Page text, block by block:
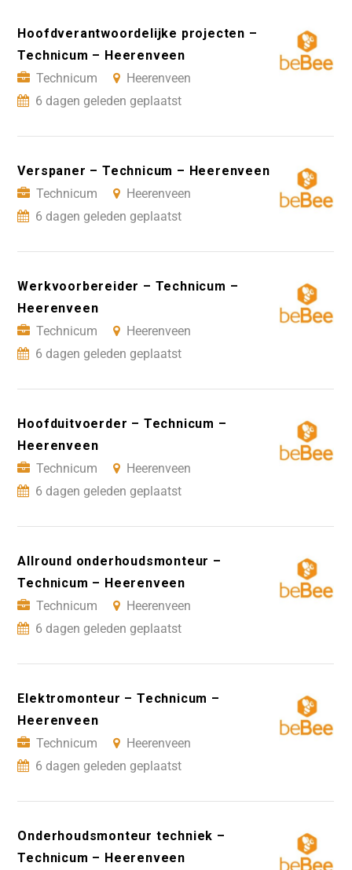
Hoofdverantwoordelijke projecten –
Technicum – Heerenveen
Technicum
Heerenveen
6 dagen geleden geplaatst
Verspaner – Technicum – Heerenveen
Technicum
Heerenveen
6 dagen geleden geplaatst
Werkvoorbereider – Technicum –
Heerenveen
Technicum
Heerenveen
6 dagen geleden geplaatst
Hoofduitvoerder – Technicum –
Heerenveen
Technicum
Heerenveen
6 dagen geleden geplaatst
Allround onderhoudsmonteur –
Technicum – Heerenveen
Technicum
Heerenveen
6 dagen geleden geplaatst
Elektromonteur – Technicum –
Heerenveen
Technicum
Heerenveen
6 dagen geleden geplaatst
Onderhoudsmonteur techniek –
Technicum – Heerenveen